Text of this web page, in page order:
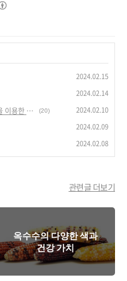
2024.02.15
2024.02.14
푸룬의 효능과 건강요법 영양성분과 푸룬을 이용한 변비 탈출 (20) 2024.02.10
2024.02.09
2024.02.08
관련글 더보기
옥수수의 다양한 색과
건강 가치